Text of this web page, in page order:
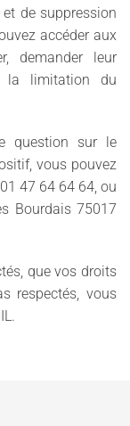
de suppression
accéder aux
demander leur
la limitation du
question sur le
vous pouvez
47 64 64 64, ou
Bourdais 75017
que vos droits
respectés, vous